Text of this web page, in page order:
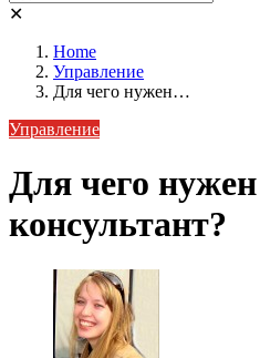
✕
Home
Управление
Для чего нужен…
Управление
Для чего
консультант?